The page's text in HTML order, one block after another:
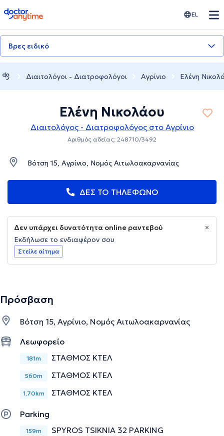
doctoranytime EL
Βρες ειδικό
Διαιτολόγοι - Διατροφολόγοι Αγρίνιο Ελένη
Ελένη Νικολάου
Διαιτολόγος - Διατροφολόγος στο Αγρίνιο
Αριθμός αδείας: 248710/3492
Βότση 15, Αγρίνιο, Νομός Αιτωλοακαρνανίας
ΔΕΣ ΤΟ ΤΗΛΕΦΩΝΟ
Δεν υπάρχει δυνατότητα online ραντεβού
Εκδήλωσε το ενδιαφέρον σου
Στείλε αίτημα
Πρόσβαση
Βότση 15, Αγρίνιο, Νομός Αιτωλοακαρνανίας
Λεωφορείο
181m ΣΤΑΘΜΟΣ ΚΤΕΛ
560m ΣΤΑΘΜΟΣ ΚΤΕΛ
1,70km ΣΤΑΘΜΟΣ ΚΤΕΛ
Parking
159m SPYROS TSIKNIA 32 PARKING